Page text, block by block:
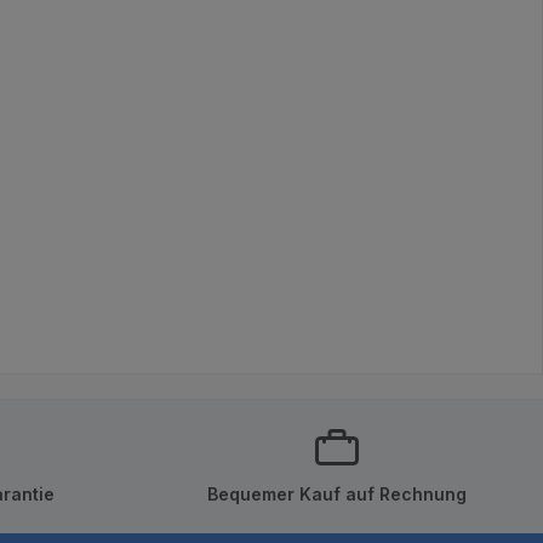
Bequemer Kauf auf Rechnung